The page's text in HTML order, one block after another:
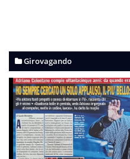
Girovagando